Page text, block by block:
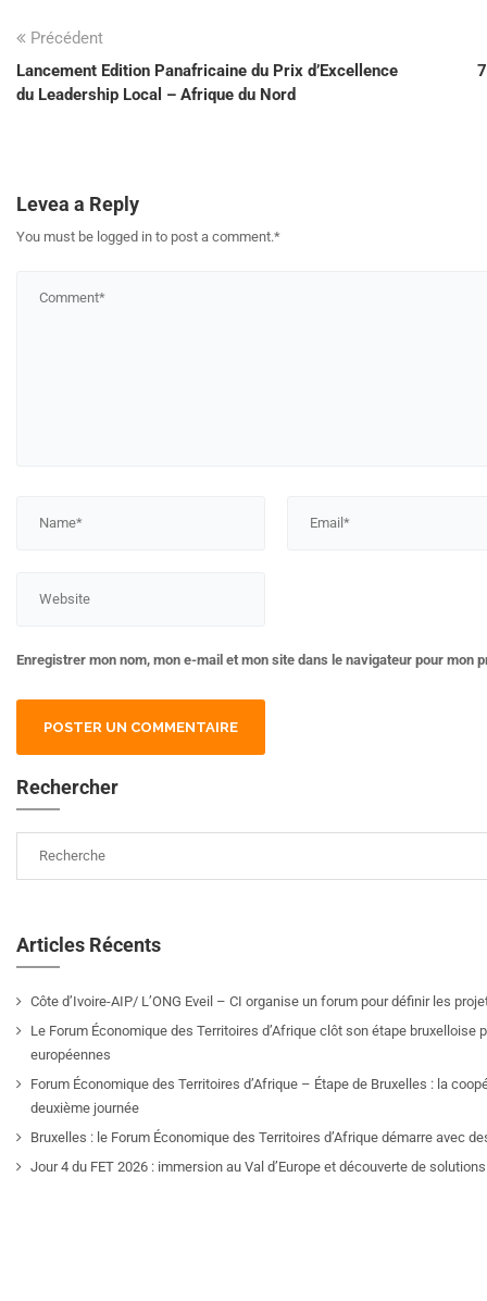
Précédent
Lancement Edition Panafricaine du Prix d’Excellence
du Leadership Local – Afrique du Nord
Levea a Reply
You must be logged in to post a comment.*
Enregistrer mon nom, mon e-mail et mon site dans le navigateur pour mon
Rechercher
Articles Récents
Côte d’Ivoire-AIP/ L’ONG Eveil – CI organise un forum pour définir les
Le Forum Économique des Territoires d’Afrique clôt son étape
européennes
Forum Économique des Territoires d’Afrique – Étape de Bruxelles : la
deuxième journée
Bruxelles : le Forum Économique des Territoires d’Afrique démarre avec
Jour 4 du FET 2026 : immersion au Val d’Europe et découverte de